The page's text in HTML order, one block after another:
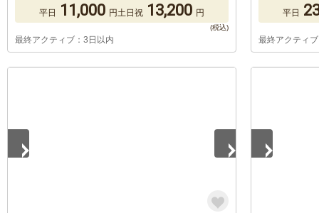
平日 11,000 円土日祝 13,200 円
最終アクティブ：3日以内
平日
最終アクティ